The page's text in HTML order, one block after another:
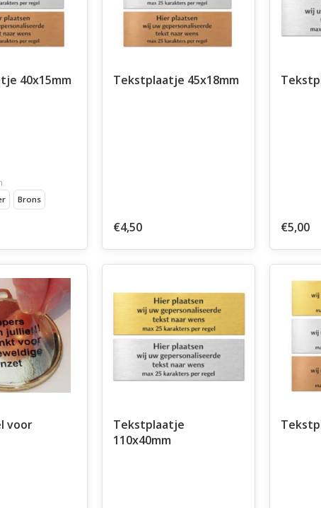
40x15mm
Brons
Tekstplaatje 45x18mm
€4,50 €5,00
voor
Tekstplaatje
110x40mm